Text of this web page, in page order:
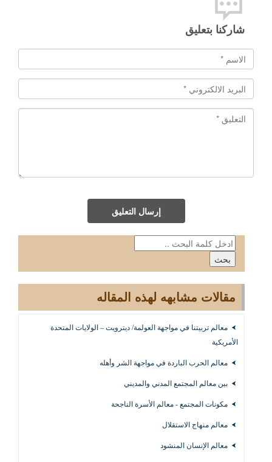
شاركنا بتعليق
إرسال التعليق
مقالات مشابهه لهذه المقاله
معالم تربيتنا في مواجهة العولمة/ ديترويت – الولايات المتحدة
الأمريكية
معالم الحرب الباردة في مواجهة الشر وأهله
بين معالم المجتمع المدني والمديني
مكونات المجتمع - معالم الأسرة الناجحة
معالم منهاج الاستقلال
معالم الإنسان المنشود